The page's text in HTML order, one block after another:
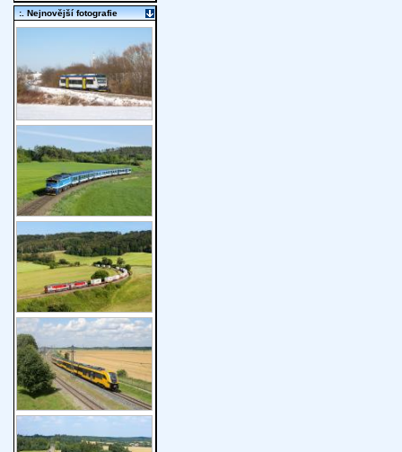
:. Nejnovější fotografie